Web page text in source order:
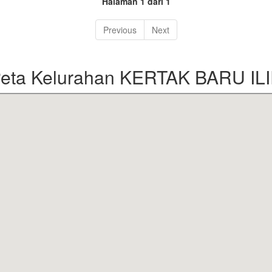
Previous Next
Kelurahan KERTAK BARU